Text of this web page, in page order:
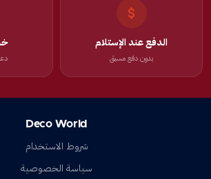
الدفع عند الإستلام
بدون دفع مسبق
Deco World
شروط الاستخدام
سياسة الخصوصية